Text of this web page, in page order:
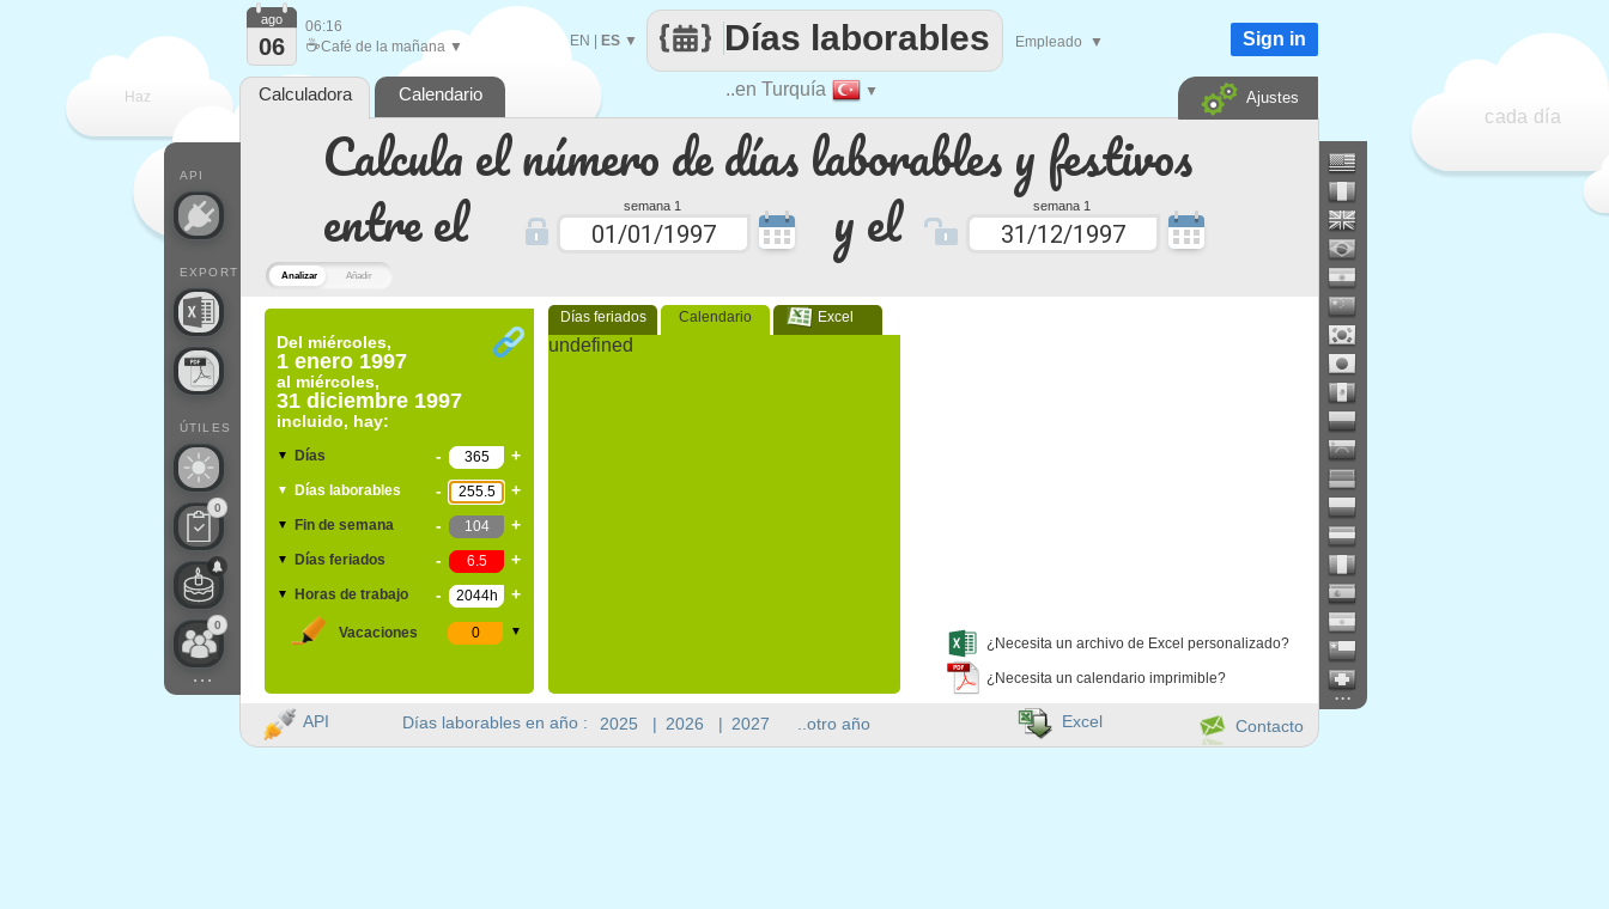
Analizar Añadir
Calcula el número de días laborables y festivos
entre el
semana 1 y el semana 1
Del miércoles,
1 enero 1997
al miércoles,
31 diciembre 1997
incluido, hay:
▼ Días - +
▼ Días laborables - +
▼ Fin de semana - +
▼ Días feriados - +
▼ Horas de trabajo - +
Vacaciones ▼
Días feriados Calendario Excel
undefined
¿Necesita un archivo de Excel personalizado?
¿Necesita un calendario imprimible?
Haz
cada día
..en Turquía ▼
Días laborables
EN ES ▼ Empleado ▼
API
EXPORT
ÚTILES
0
0
...
ago
06
06:16
☕Café de la mañana ▼ Sign in
Calculadora Calendario Ajustes
Días laborables en año : 2025 | 2026 | 2027 ..otro año
...
API Contacto
Excel